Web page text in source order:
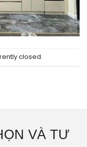
closed.
VÀ TƯ